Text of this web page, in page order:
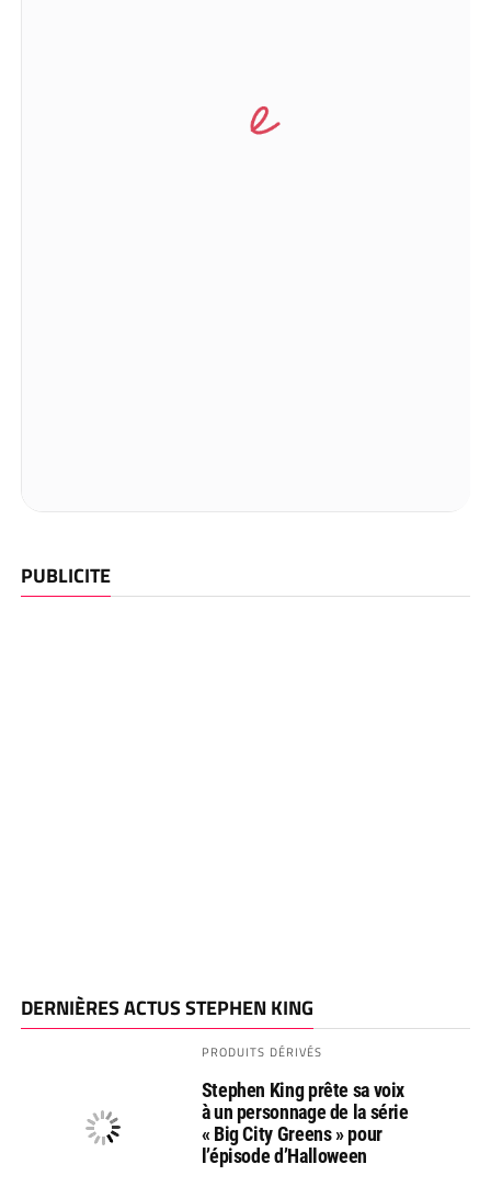
PUBLICITE
DERNIÈRES ACTUS STEPHEN KING
PRODUITS DÉRIVÉS
Stephen King prête sa voix
à un personnage de la série
« Big City Greens » pour
l’épisode d’Halloween